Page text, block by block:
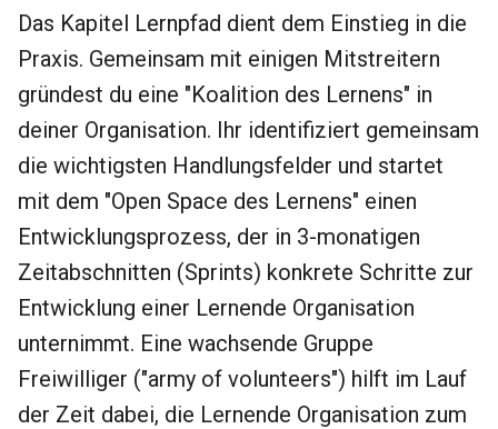
Das Kapitel Lernpfad dient dem Einstieg in die
Praxis. Gemeinsam mit einigen Mitstreitern
gründest du eine "Koalition des Lernens" in
deiner Organisation. Ihr identifiziert gemeinsam
die wichtigsten Handlungsfelder und startet
mit dem "Open Space des Lernens" einen
Entwicklungsprozess, der in 3-monatigen
Zeitabschnitten (Sprints) konkrete Schritte zur
Entwicklung einer Lernende Organisation
unternimmt. Eine wachsende Gruppe
Freiwilliger ("army of volunteers") hilft im Lauf
der Zeit dabei, die Lernende Organisation zum